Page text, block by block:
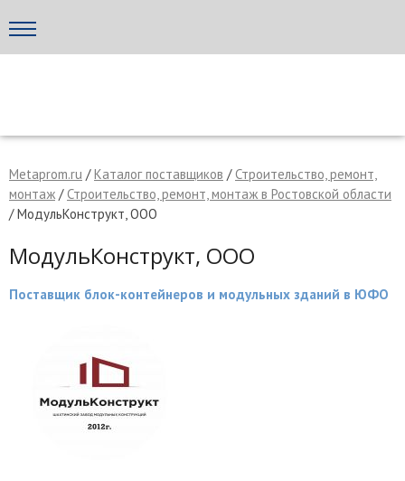
МЕТАПРОМ - российский торгово-промышленный портал
Написать поставщику
Отмена
Metaprom.ru /Каталог поставщиков /Строительство, ремонт,
монтаж /Строительство, ремонт, монтаж в Ростовской области
/ МодульКонструкт, ООО
МодульКонструкт, ООО
Поставщик блок-контейнеров и модульных зданий в ЮФО